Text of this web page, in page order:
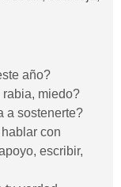
año?
miedo?
a sostenerte?
con
escribir,